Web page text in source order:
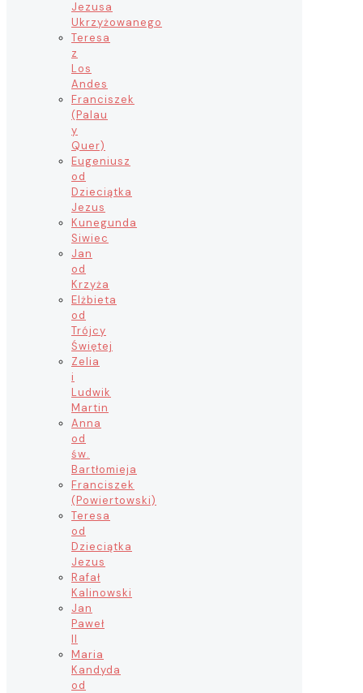
Jezusa
Ukrzyżowanego
Teresa
z
Los
Andes
Franciszek
(Palau
y
Quer)
Eugeniusz
od
Dzieciątka
Jezus
Kunegunda
Siwiec
Jan
od
Krzyża
Elżbieta
od
Trójcy
Świętej
Zelia
i
Ludwik
Martin
Anna
od
św.
Bartłomieja
Franciszek
(Powiertowski)
Teresa
od
Dzieciątka
Jezus
Rafał
Kalinowski
Jan
Paweł
II
Maria
Kandyda
od